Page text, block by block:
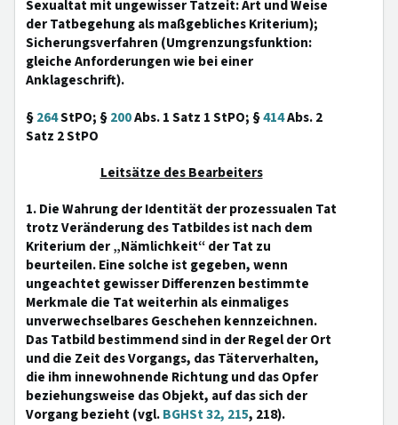
Sexualtat mit ungewisser Tatzeit: Art und Weise
der Tatbegehung als maßgebliches Kriterium);
Sicherungsverfahren (Umgrenzungsfunktion:
gleiche Anforderungen wie bei einer
Anklageschrift).
§264StPO; §200Abs. 1 Satz 1 StPO; §414Abs. 2
Satz 2 StPO
Leitsätze des Bearbeiters
1. Die Wahrung der Identität der prozessualen Tat
trotz Veränderung des Tatbildes ist nach dem
Kriterium der „Nämlichkeit“ der Tat zu
beurteilen. Eine solche ist gegeben, wenn
ungeachtet gewisser Differenzen bestimmte
Merkmale die Tat weiterhin als einmaliges
unverwechselbares Geschehen kennzeichnen.
Das Tatbild bestimmend sind in der Regel der Ort
und die Zeit des Vorgangs, das Täterverhalten,
die ihm innewohnende Richtung und das Opfer
beziehungsweise das Objekt, auf das sich der
Vorgang bezieht (vgl.BGHSt 32, 215, 218).